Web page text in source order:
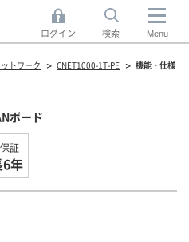
ログイン 検索 Menu
トワーク CNET1000-1T-PE 機能・仕様
ボード
証
年